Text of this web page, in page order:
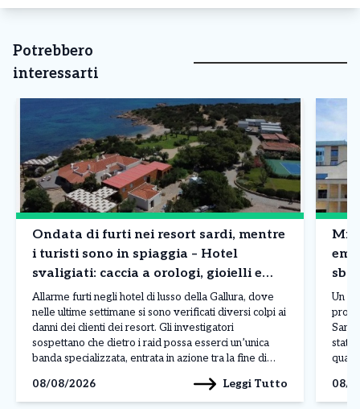
Potrebbero
interessarti
Ondata di furti nei resort sardi, mentre
i turisti sono in spiaggia – Hotel
svaligiati: caccia a orologi, gioielli e
borse
Allarme furti negli hotel di lusso della Gallura, dove
nelle ultime settimane si sono verificati diversi colpi ai
danni dei clienti dei resort. Gli investigatori
sospettano che dietro i raid possa esserci un’unica
banda specializzata, entrata in azione tra la fine di
della costa sarda. L’ultimo […]
08/08/2026 Leggi Tutto
Un
San
stato
delle
08/